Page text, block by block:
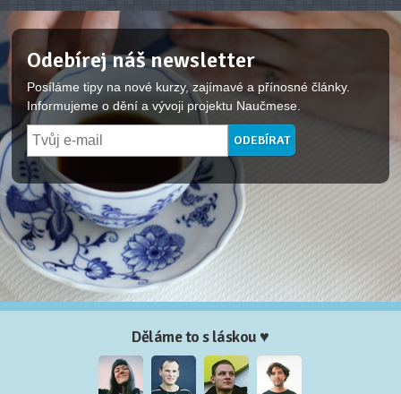
Odebírej náš newsletter
Posíláme tipy na nové kurzy, zajímavé a přínosné články.
Informujeme o dění a vývoji projektu Naučmese.
Děláme to s láskou ♥